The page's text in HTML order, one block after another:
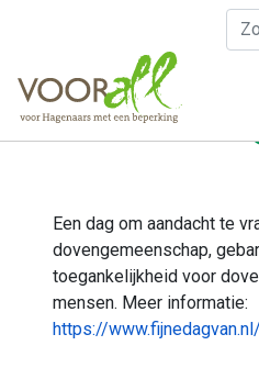
2026:
Doven Dag
Een dag om aandacht te
dovengemeenschap,
toegankelijkheid voor
mensen. Meer informatie:
https://